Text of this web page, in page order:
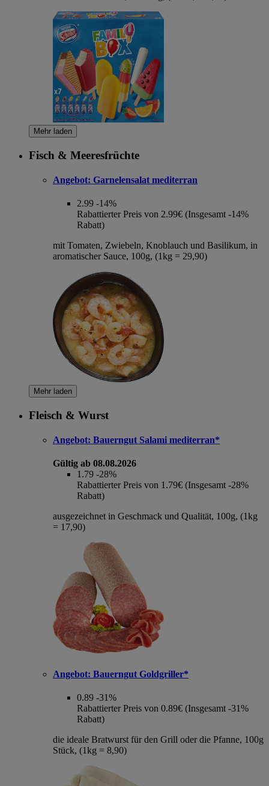
Mehr laden
Fisch & Meeresfrüchte
Angebot: Garnelensalat mediterran
2.99 -14%
Rabattierter Preis von 2.99€ (Insgesamt -14%
Rabatt)
mit Tomaten, Zwiebeln, Knoblauch und Basilikum, in
aromatischer Sauce, 100g, (1kg = 29,90)
Mehr laden
Fleisch & Wurst
Angebot: Bauerngut Salami mediterran*
Gültig ab 08.08.2026
1.79 -28%
Rabattierter Preis von 1.79€ (Insgesamt -28%
Rabatt)
ausgezeichnet in Geschmack und Qualität, 100g, (1kg
= 17,90)
Angebot: Bauerngut Goldgriller*
0.89 -31%
Rabattierter Preis von 0.89€ (Insgesamt -31%
Rabatt)
die ideale Bratwurst für den Grill oder die Pfanne, 100g
Stück, (1kg = 8,90)